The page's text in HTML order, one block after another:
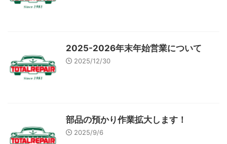
2025-2026年末年始営業について
2025/12/30
部品の預かり作業拡大します！
2025/9/6